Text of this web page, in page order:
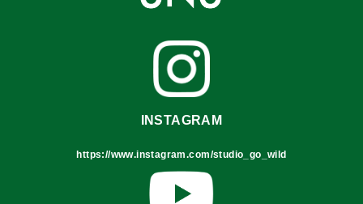
INSTAGRAM
https://www.instagram.com/studio_go_wild